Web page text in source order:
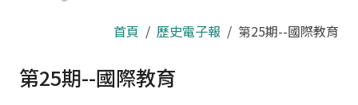
首頁 歷史電子報 第25期--國際教育
第25期--國際教育